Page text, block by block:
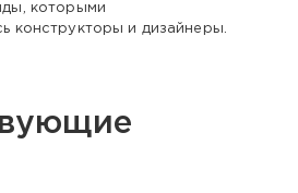
которыми
конструкторы и дизайнеры.